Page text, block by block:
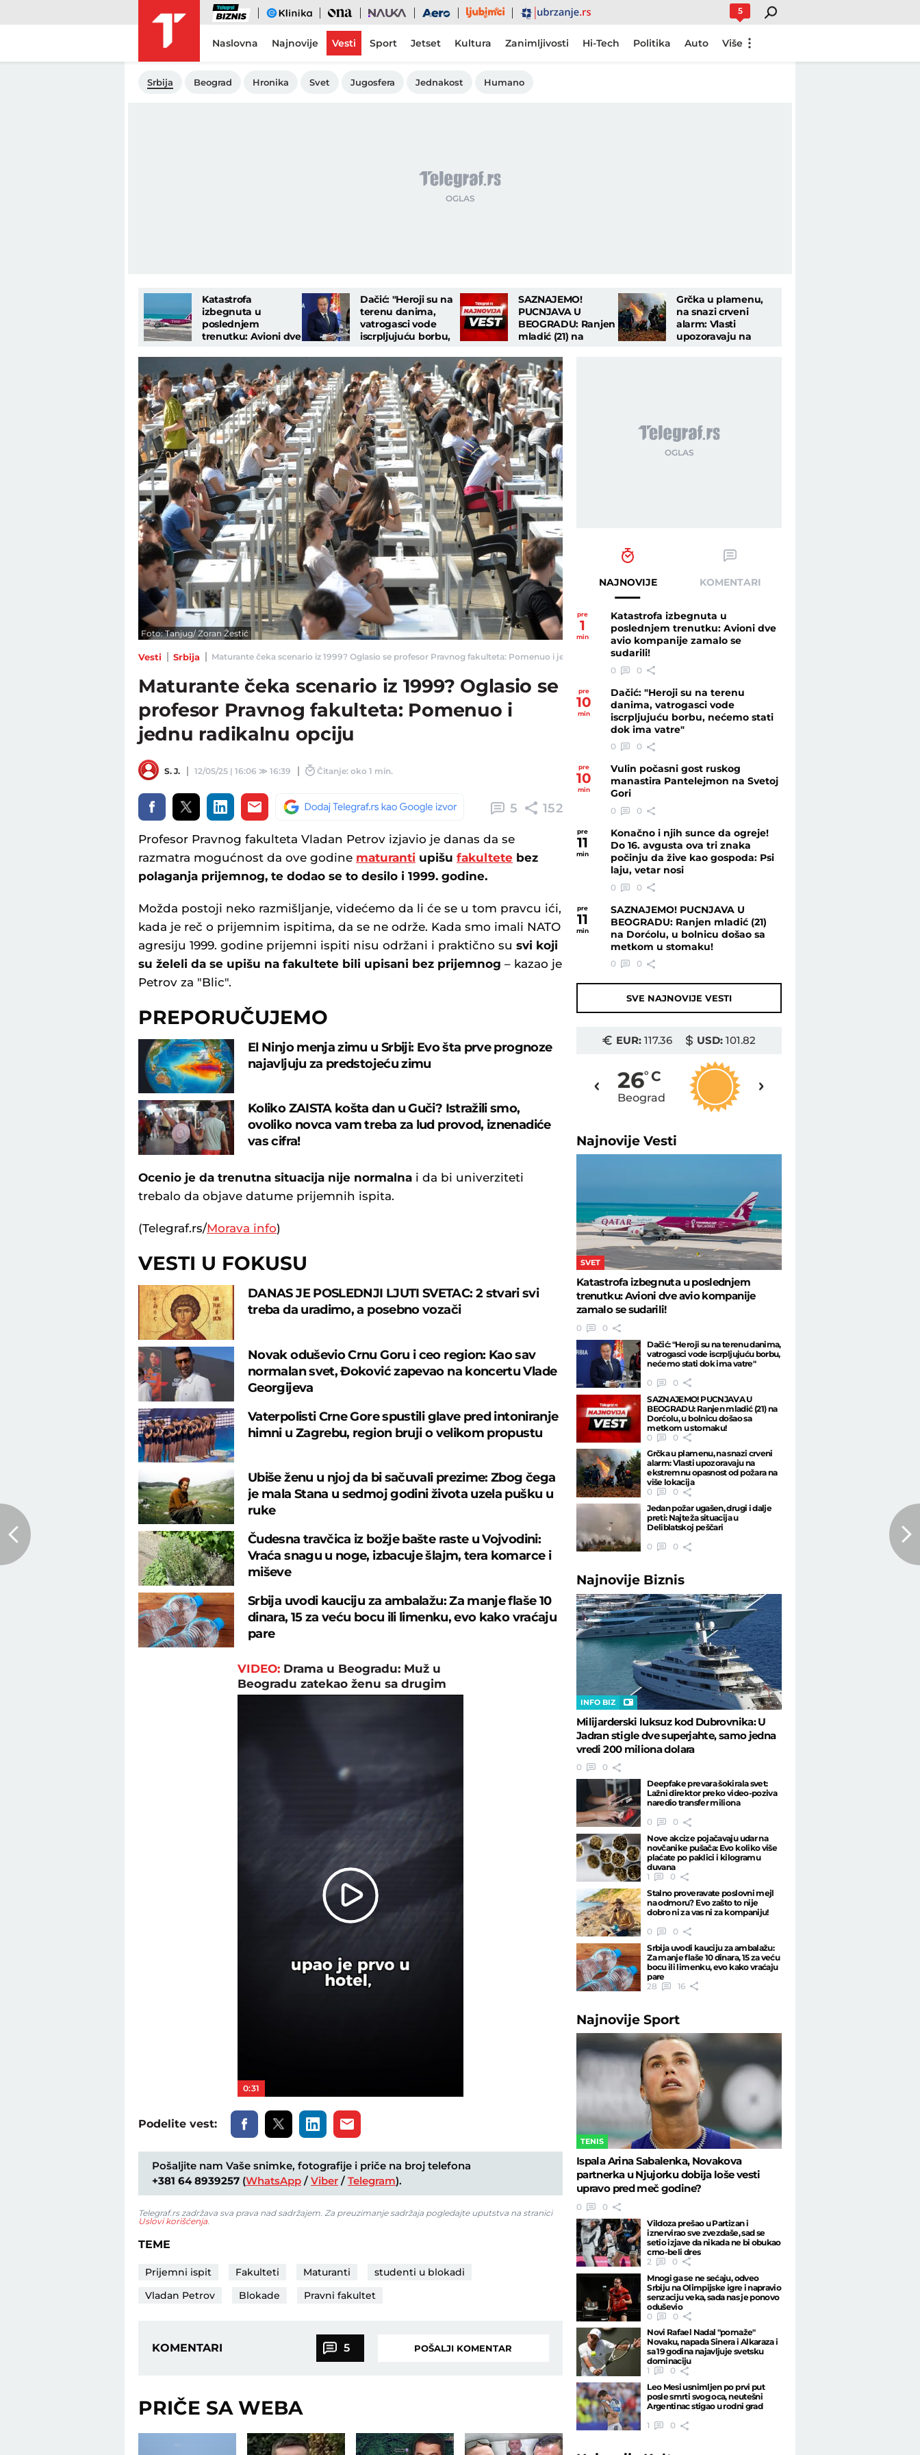
Biznis eKlinika Ona Nauka Aero Ljubimci Ubrzanje 5
Naslovna Najnovije Vesti Sport Jetset Kultura Zanimljivosti Hi-Tech Politika Auto Više
Srbija Beograd Hronika Svet Jugosfera Jednakost Humano
Katastrofa
izbegnuta u
poslednjem
trenutku: Avioni dve
zamalo se sudarili!
Dačić: "Heroji su na
terenu danima,
vatrogasci vode
iscrpljujuću borbu,
ima vatre"
SAZNAJEMO!
PUCNJAVA U
BEOGRADU: Ranjen
mladić (21) na
došao sa metkom u
stomaku!
Grčka u plamenu,
na snazi crveni
alarm: Vlasti
upozoravaju na
Foto: Tanjug/ Zoran Žestić
Vesti Srbija Maturante čeka scenario iz 1999? Oglasio se profesor Pravnog fakulteta: Pomenuo i jednu radikalnu opciju - Vesti - Telegraf.rs
Maturante čeka scenario iz 1999? Oglasio se
profesor Pravnog fakulteta: Pomenuo i
jednu radikalnu opciju
S. J. 12/05/25 | 16:06 ≫ 16:39 Čitanje: oko 1 min.
5 152
Profesor Pravnog fakulteta Vladan Petrov izjavio je danas da se
razmatra mogućnost da ove godine maturanti upišu fakultete bez
polaganja prijemnog, te dodao se to desilo i 1999. godine.
Možda postoji neko razmišljanje, videćemo da li će se u tom pravcu ići,
kada je reč o prijemnim ispitima, da se ne održe. Kada smo imali NATO
agresiju 1999. godine prijemni ispiti nisu održani i praktično su svi koji
su želeli da se upišu na fakultete bili upisani bez prijemnog – kazao je
Petrov za "Blic".
PREPORUČUJEMO
El Ninjo menja zimu u Srbiji: Evo šta prve prognoze
najavljuju za predstojeću zimu
Koliko ZAISTA košta dan u Guči? Istražili smo,
ovoliko novca vam treba za lud provod, iznenadiće
vas cifra!
Ocenio je da trenutna situacija nije normalna i da bi univerziteti
trebalo da objave datume prijemnih ispita.
(Telegraf.rs/Morava info)
VESTI U FOKUSU
DANAS JE POSLEDNJI LJUTI SVETAC: 2 stvari svi
treba da uradimo, a posebno vozači
Novak oduševio Crnu Goru i ceo region: Kao sav
normalan svet, Đoković zapevao na koncertu Vlade
Georgijeva
Vaterpolisti Crne Gore spustili glave pred intoniranje
himni u Zagrebu, region bruji o velikom propustu
Ubiše ženu u njoj da bi sačuvali prezime: Zbog čega
je mala Stana u sedmoj godini života uzela pušku u
ruke
Čudesna travčica iz božje bašte raste u Vojvodini:
Vraća snagu u noge, izbacuje šlajm, tera komarce i
miševe
Srbija uvodi kauciju za ambalažu: Za manje flaše 10
dinara, 15 za veću bocu ili limenku, evo kako vraćaju
pare
VIDEO: Drama u Beogradu: Muž u
Beogradu zatekao ženu sa drugim
Play
0:31
Podelite vest:
Pošaljite nam Vaše snimke, fotografije i priče na broj telefona
+381 64 8939257 (WhatsApp / Viber / Telegram).
Telegraf.rs zadržava sva prava nad sadržajem. Za preuzimanje sadržaja pogledajte uputstva na stranici
Uslovi korišćenja
TEME
Prijemni ispit Fakulteti Maturanti
studenti u blokadi
Vladan Petrov
Blokade Pravni fakultet
KOMENTARI 5 POŠALJI KOMENTAR
PRIČE SA WEBA
NAJNOVIJE KOMENTARI
pre
1
min
Katastrofa izbegnuta u
poslednjem trenutku: Avioni dve
avio kompanije zamalo se
sudarili!
0 0
pre
10
min
Dačić: "Heroji su na terenu
danima, vatrogasci vode
iscrpljujuću borbu, nećemo stati
dok ima vatre"
0 0
pre
10
min
Vulin počasni gost ruskog
manastira Pantelejmon na Svetoj
Gori
0 0
pre
11
min
Konačno i njih sunce da ogreje!
Do 16. avgusta ova tri znaka
počinju da žive kao gospoda: Psi
laju, vetar nosi
0 0
pre
11
min
SAZNAJEMO! PUCNJAVA U
BEOGRADU: Ranjen mladić (21)
na Dorćolu, u bolnicu došao sa
metkom u stomaku!
0 0
SVE NAJNOVIJE VESTI
EUR:117.36 USD: 101.82
26o C
Beograd
NajnovijeVesti
SVET
Katastrofa izbegnuta u poslednjem
trenutku: Avioni dve avio kompanije
zamalo se sudarili!
0
0
Dačić: "Heroji su na terenu danima,
vatrogasci vode iscrpljujuću borbu,
nećemo stati dok ima vatre"
0
0
SAZNAJEMO! PUCNJAVA U
BEOGRADU: Ranjen mladić (21) na
Dorćolu, u bolnicu došao sa
metkom u stomaku!
0
0
Grčka u plamenu, na snazi crveni
alarm: Vlasti upozoravaju na
ekstremnu opasnost od požara na
više lokacija
0
0
Jedan požar ugašen, drugi i dalje
preti: Najteža situacija u
Deliblatskoj peščari
0
0
Najnovije Biznis
INFO BIZ
Milijarderski luksuz kod Dubrovnika: U
Jadran stigle dve superjahte, samo jedna
vredi 200 miliona dolara
0
0
Deepfake prevara šokirala svet:
Lažni direktor preko video-poziva
naredio transfer miliona
0
0
Nove akcize pojačavaju udar na
novčanike pušača: Evo koliko više
plaćate po paklici i kilogramu
duvana
1
0
Stalno proveravate poslovni mejl
na odmoru? Evo zašto to nije
dobro ni za vas ni za kompaniju!
0
0
Srbija uvodi kauciju za ambalažu:
Za manje flaše 10 dinara, 15 za veću
bocu ili limenku, evo kako vraćaju
pare
28
16
NajnovijeSport
TENIS
Ispala Arina Sabalenka, Novakova
partnerka u Njujorku dobija loše vesti
upravo pred meč godine?
0
0
Vildoza prešao u Partizan i
iznervirao sve zvezdaše, sad se
setio izjave da nikada ne bi obukao
crno-beli dres
2
0
Mnogi ga se ne sećaju, odveo
Srbiju na Olimpijske igre i napravio
senzaciju veka, sada nas je ponovo
oduševio
0
0
Novi Rafael Nadal "pomaže"
Novaku, napada Sinera i Alkaraza i
sa 19 godina najavljuje svetsku
dominaciju
1
0
Leo Mesi usnimljen po prvi put
posle smrti svog oca, neutešni
Argentinac stigao u rodni grad
1
0